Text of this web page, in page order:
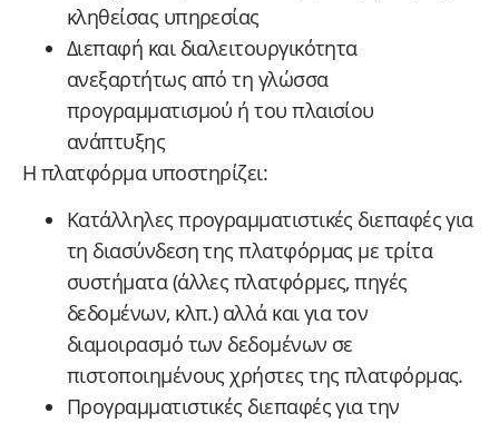
κληθείσας υπηρεσίας
Διεπαφή και διαλειτουργικότητα
ανεξαρτήτως από τη γλώσσα
προγραμματισμού ή του πλαισίου
ανάπτυξης
Η πλατφόρμα υποστηρίζει:
Κατάλληλες προγραμματιστικές διεπαφές για
τη διασύνδεση της πλατφόρμας με τρίτα
συστήματα (άλλες πλατφόρμες, πηγές
δεδομένων, κλπ.) αλλά και για τον
διαμοιρασμό των δεδομένων σε
πιστοποιημένους χρήστες της πλατφόρμας.
Προγραμματιστικές διεπαφές για την